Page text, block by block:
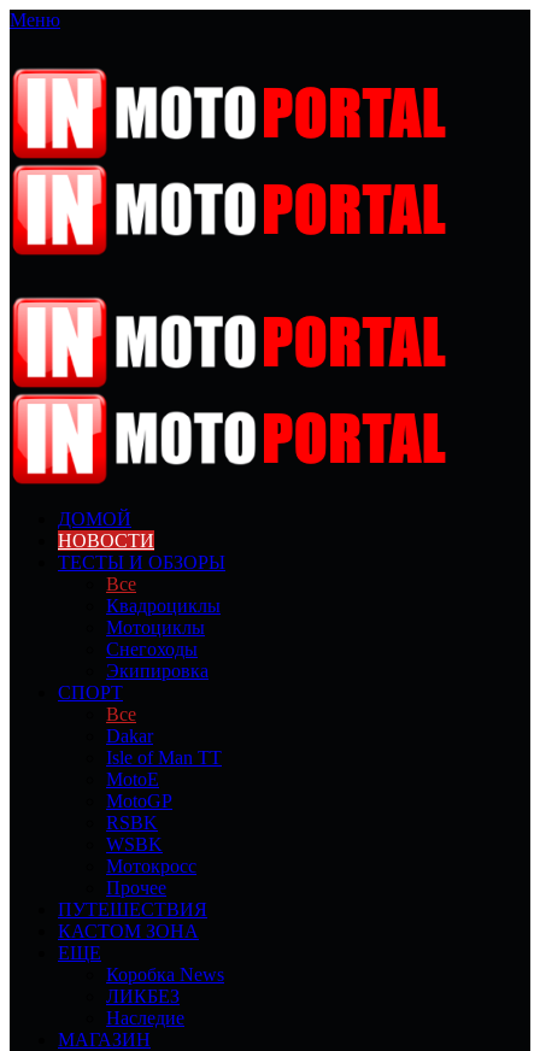
Меню
ДОМОЙ
НОВОСТИ
ТЕСТЫ И ОБЗОРЫ
Все
Квадроциклы
Мотоциклы
Снегоходы
Экипировка
СПОРТ
Все
Dakar
Isle of Man TT
MotoE
MotoGP
RSBK
WSBK
Мотокросс
Прочее
ПУТЕШЕСТВИЯ
КАСТОМ ЗОНА
ЕЩЕ
Коробка News
ЛИКБЕЗ
Наследие
МАГАЗИН